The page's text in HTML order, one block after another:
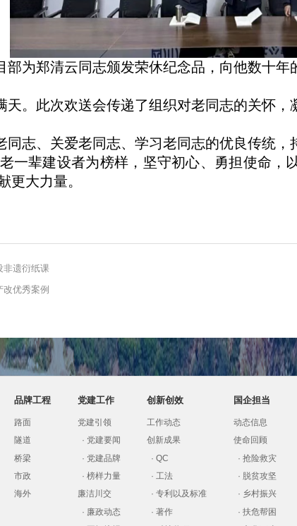
部为郑清云同志颁发荣休纪念品，向他数十
天。此次欢送会传递了组织对老同志的关怀
同志、关爱老同志、学习老同志的优良传统
一辈建设者为榜样，坚守初心、勇担使命，
更大力量。
非遗衍纸课
改优秀案例
品牌工程
路面
隧道
桥梁
市政
海外
党建工作
党建引领
· 党建要闻
· 党建品牌
· 榜样力量
廉洁川交
· 廉政动态
创新创效
工作动态
创新成果
·QC
·工法
·专利以及标准
·著作
国企担当
动态信息
使命回顾
·抢险救灾
· 脱贫攻坚
· 乡村振兴
·扶危帮困